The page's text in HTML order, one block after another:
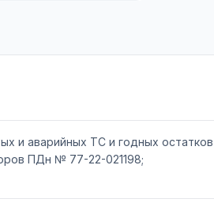
и аварийных ТС и годных остатков
ПДн № 77-22-021198;